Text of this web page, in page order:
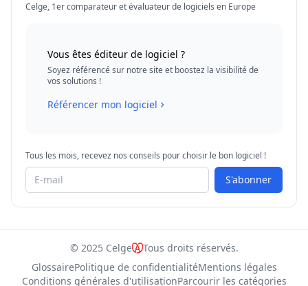
Celge, 1er comparateur et évaluateur de logiciels en Europe
Vous êtes éditeur de logiciel ?
Soyez référencé sur notre site et boostez la visibilité de
vos solutions !
Référencer mon logiciel
Tous les mois, recevez nos conseils pour choisir le bon logiciel !
S'abonner
© 2025 Celge
Tous droits réservés.
GlossairePolitique de confidentialitéMentions légales
Conditions générales d'utilisationParcourir les catégories